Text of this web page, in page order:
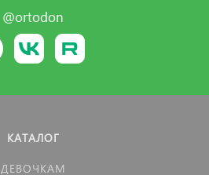
@ortodon
КАТАЛОГ
ДЕВОЧКАМ